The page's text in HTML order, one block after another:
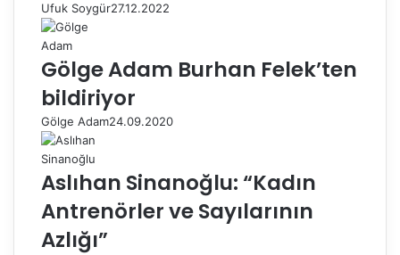
Ufuk Soygür27.12.2022
Gölge Adam Burhan Felek’ten
bildiriyor
Gölge Adam24.09.2020
Aslıhan Sinanoğlu: “Kadın
Antrenörler ve Sayılarının
Azlığı”